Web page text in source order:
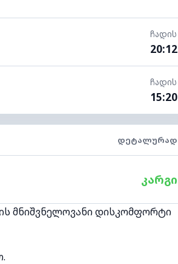
ჩადის
20:12
ჩადის
15:20
ᲓᲔᲢᲐᲚᲣᲠᲐᲓ
კარგი
მნიშვნელოვანი დისკომფორტი